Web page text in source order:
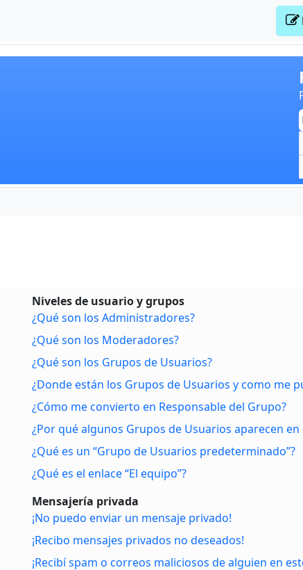
Niveles de usuario y grupos
¿Qué son los Administradores?
¿Qué son los Moderadores?
¿Qué son los Grupos de Usuarios?
¿Donde están los Grupos de Usuarios y como me
¿Cómo me convierto en Responsable del Grupo?
¿Por qué algunos Grupos de Usuarios aparecen
¿Qué es un “Grupo de Usuarios predeterminado”?
¿Qué es el enlace “El equipo”?
Mensajería privada
¡No puedo enviar un mensaje privado!
¡Recibo mensajes privados no deseados!
¡Recibí spam o correos maliciosos de alguien en